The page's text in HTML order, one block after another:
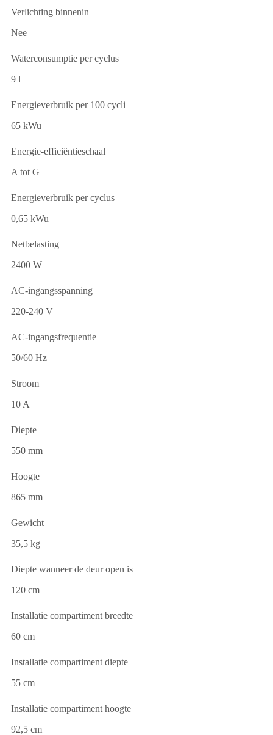
Verlichting binnenin
Nee
Waterconsumptie per cyclus
9 l
Energieverbruik per 100 cycli
65 kWu
Energie-efficiëntieschaal
A tot G
Energieverbruik per cyclus
0,65 kWu
Netbelasting
2400 W
AC-ingangsspanning
220-240 V
AC-ingangsfrequentie
50/60 Hz
Stroom
10 A
Diepte
550 mm
Hoogte
865 mm
Gewicht
35,5 kg
Diepte wanneer de deur open is
120 cm
Installatie compartiment breedte
60 cm
Installatie compartiment diepte
55 cm
Installatie compartiment hoogte
92,5 cm